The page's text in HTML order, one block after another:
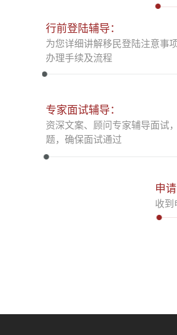
行前登陆辅导：
为您详细讲解移民登陆注意事
办理手续及流程
专家面试辅导：
资深文案、顾问专家辅导面试
题，确保面试通过
申
收到